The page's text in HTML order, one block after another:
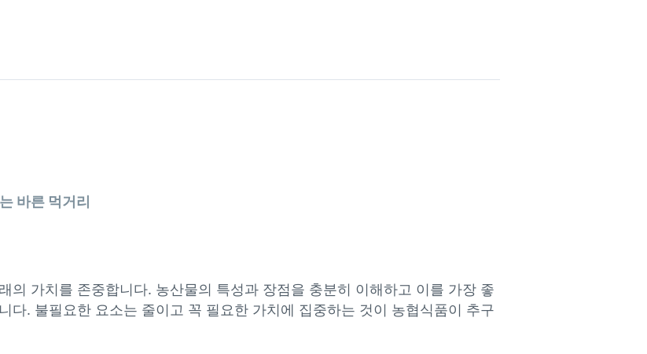
바른 먹거리
의 가치를 존중합니다. 농산물의 특성과 장점을 충분히 이해하고 이를 가장 좋
다. 불필요한 요소는 줄이고 꼭 필요한 가치에 집중하는 것이 농협식품이 추구